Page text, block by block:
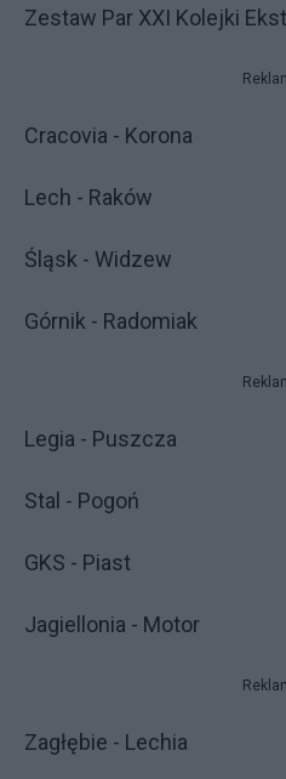
Zestaw Par XXI Kolejki
Cracovia - Korona
Lech - Raków
Śląsk - Widzew
Górnik - Radomiak
Legia - Puszcza
Stal - Pogoń
GKS - Piast
Jagiellonia - Motor
Zagłębie - Lechia